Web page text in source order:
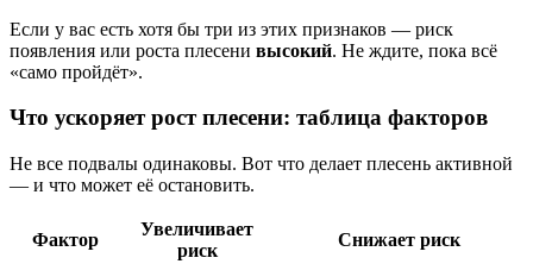
Если у вас есть хотя бы три из этих признаков — риск
появления или роста плесени высокий. Не ждите, пока всё
«само пройдёт».
Что ускоряет рост плесени: таблица факторов
Не все подвалы одинаковы. Вот что делает плесень активной
— и что может её остановить.
Фактор
Увеличивает
риск
Снижает риск